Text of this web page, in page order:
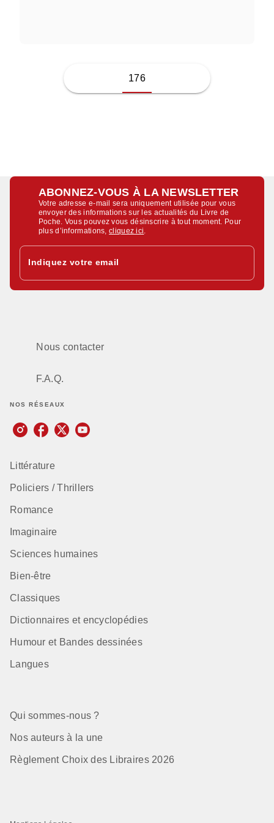
176
ABONNEZ-VOUS À LA NEWSLETTER
Votre adresse e-mail sera uniquement utilisée pour vous
envoyer des informations sur les actualités du Livre de
Poche. Vous pouvez vous désinscrire à tout moment. Pour
plus d’informations,cliquez ici
Indiquez votre email
Nous contacter
F.A.Q.
NOS RÉSEAUX
Littérature
Policiers / Thrillers
Romance
Imaginaire
Sciences humaines
Bien-être
Classiques
Dictionnaires et encyclopédies
Humour et Bandes dessinées
Langues
Qui sommes-nous ?
Nos auteurs à la une
Règlement Choix des Libraires 2026